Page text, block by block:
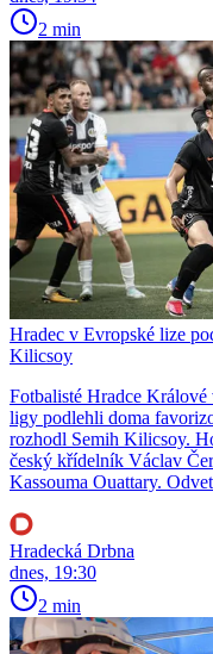
2 min
Hradec v Evropské lize
Kilicsoy
Fotbalisté Hradce
ligy podlehli doma
rozhodl Semih Kilicsoy.
český křídelník Václav
Kassouma Ouattary.
Hradecká Drbna
dnes, 19:30
2 min